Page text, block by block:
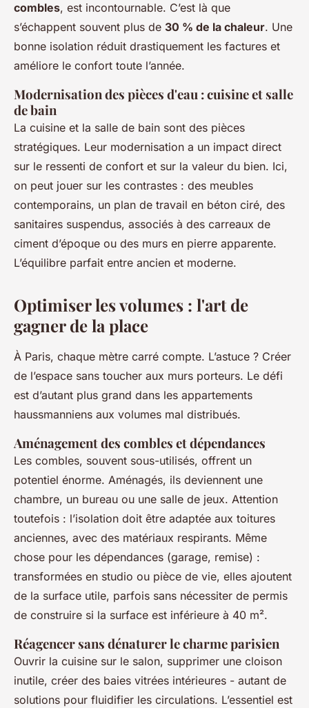
combles, est incontournable. C’est là que
s’échappent souvent plus de 30 % de la chaleur. Une
bonne isolation réduit drastiquement les factures et
améliore le confort toute l’année.
Modernisation des pièces d'eau : cuisine et salle
de bain
La cuisine et la salle de bain sont des pièces
stratégiques. Leur modernisation a un impact direct
sur le ressenti de confort et sur la valeur du bien. Ici,
on peut jouer sur les contrastes : des meubles
contemporains, un plan de travail en béton ciré, des
sanitaires suspendus, associés à des carreaux de
ciment d’époque ou des murs en pierre apparente.
L’équilibre parfait entre ancien et moderne.
Optimiser les volumes : l'art de
gagner de la place
À Paris, chaque mètre carré compte. L’astuce ? Créer
de l’espace sans toucher aux murs porteurs. Le défi
est d’autant plus grand dans les appartements
haussmanniens aux volumes mal distribués.
Aménagement des combles et dépendances
Les combles, souvent sous-utilisés, offrent un
potentiel énorme. Aménagés, ils deviennent une
chambre, un bureau ou une salle de jeux. Attention
toutefois : l’isolation doit être adaptée aux toitures
anciennes, avec des matériaux respirants. Même
chose pour les dépendances (garage, remise) :
transformées en studio ou pièce de vie, elles ajoutent
de la surface utile, parfois sans nécessiter de permis
de construire si la surface est inférieure à 40 m².
Réagencer sans dénaturer le charme parisien
Ouvrir la cuisine sur le salon, supprimer une cloison
inutile, créer des baies vitrées intérieures - autant de
solutions pour fluidifier les circulations. L’essentiel est